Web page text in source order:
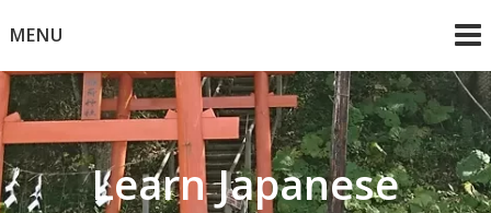
toMENU
Learn Japanese